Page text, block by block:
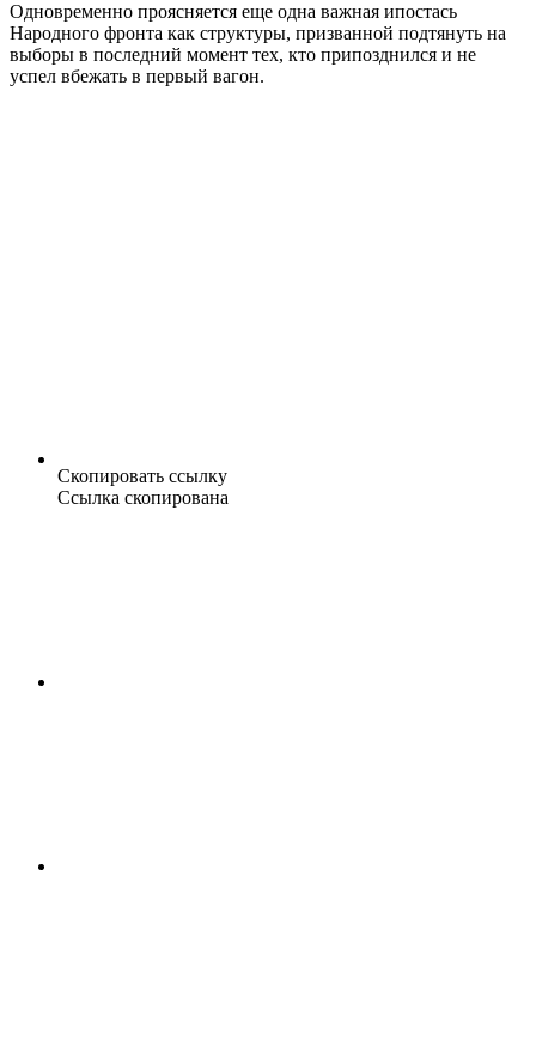
Одновременно проясняется еще одна важная ипостась
Народного фронта как структуры, призванной подтянуть на
выборы в последний момент тех, кто припозднился и не
успел вбежать в первый вагон.
Скопировать ссылку
Ссылка скопирована